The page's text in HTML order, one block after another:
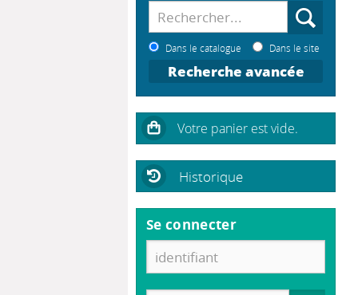
Dans le catalogue Dans le site
Recherche avancée
Historique
Se connecter